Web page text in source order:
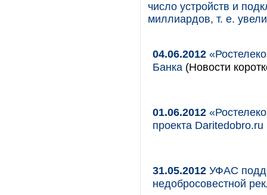
число устройств и
миллиардов, т. е.
04.06.2012
Банка (Новости
01.06.2012
проекта Daritedobro.ru
31.05.2012 УФАС
недобросовестной